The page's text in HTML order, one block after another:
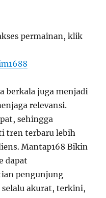
permainan, klik
berkala juga menjadi
relevansi.
sehingga
tren terbaru lebih
Mantap168 Bikin
dapat
pengunjung
selalu akurat, terkini,